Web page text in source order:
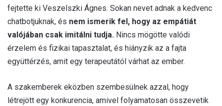
fejtette ki Veszelszki Ágnes. Sokan nevet adnak a kedvenc
chatbotjuknak, és nem ismerik fel, hogy az empátiát
valójában csak imitálni tudja. Nincs mögötte valódi
érzelem és fizikai tapasztalat, és hiányzik az a fajta
együttérzés, amit egy terapeutától várhat az ember.
A szakemberek eközben szembesülnek azzal, hogy
létrejött egy konkurencia, amivel folyamatosan összevetik